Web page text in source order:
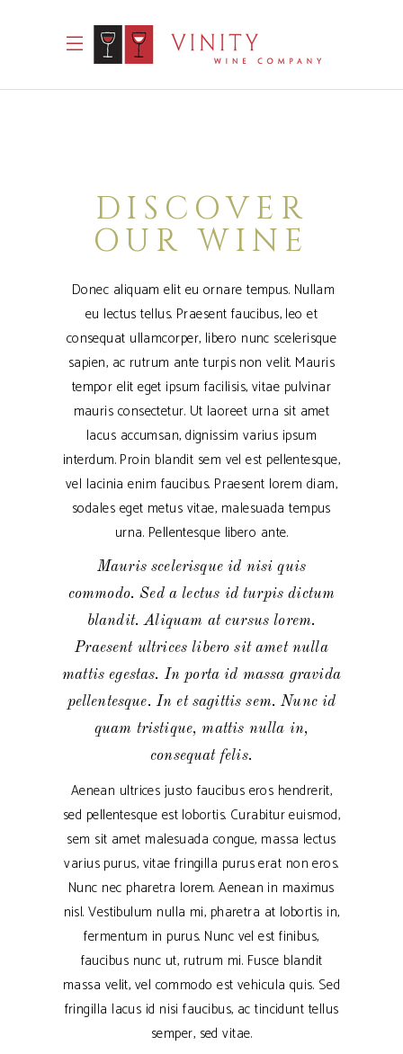
DISCOVER
OUR WINE
Donec aliquam elit eu ornare tempus. Nullam
eu lectus tellus. Praesent faucibus, leo et
consequat ullamcorper, libero nunc scelerisque
sapien, ac rutrum ante turpis non velit. Mauris
tempor elit eget ipsum facilisis, vitae pulvinar
mauris consectetur. Ut laoreet urna sit amet
lacus accumsan, dignissim varius ipsum
interdum. Proin blandit sem vel est pellentesque,
vel lacinia enim faucibus. Praesent lorem diam,
sodales eget metus vitae, malesuada tempus
urna. Pellentesque libero ante.
Mauris scelerisque id nisi quis
commodo. Sed a lectus id turpis dictum
blandit. Aliquam at cursus lorem.
Praesent ultrices libero sit amet nulla
mattis egestas. In porta id massa gravida
pellentesque. In et sagittis sem. Nunc id
quam tristique, mattis nulla in,
consequat felis.
Aenean ultrices justo faucibus eros hendrerit,
sed pellentesque est lobortis. Curabitur euismod,
sem sit amet malesuada congue, massa lectus
varius purus, vitae fringilla purus erat non eros.
Nunc nec pharetra lorem. Aenean in maximus
nisl. Vestibulum nulla mi, pharetra at lobortis in,
fermentum in purus. Nunc vel est finibus,
faucibus nunc ut, rutrum mi. Fusce blandit
massa velit, vel commodo est vehicula quis. Sed
fringilla lacus id nisi faucibus, ac tincidunt tellus
semper, sed vitae.